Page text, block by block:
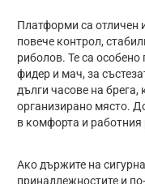
Платформи са отличен
повече контрол,
риболов. Те са
фидер и мач, за
дълги часове на брега,
организирано място.
в комфорта и работния
Ако държите на
принадлежностите и